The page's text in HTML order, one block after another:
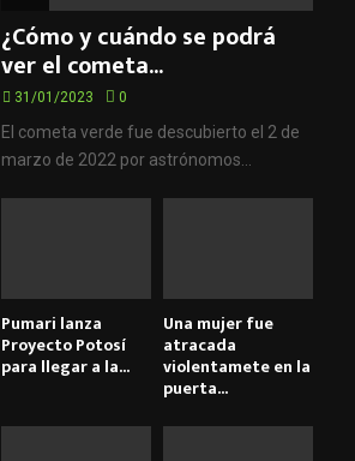
¿Cómo y cuándo se podrá
ver el cometa...
31/01/2023 0
El cometa verde fue descubierto el 2 de
marzo de 2022 por astrónomos...
Pumari lanza
Proyecto Potosí
para llegar a la...
Una mujer fue
atracada
violentamete en la
puerta...